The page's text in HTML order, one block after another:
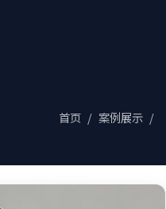
首页 / 案例展示 /